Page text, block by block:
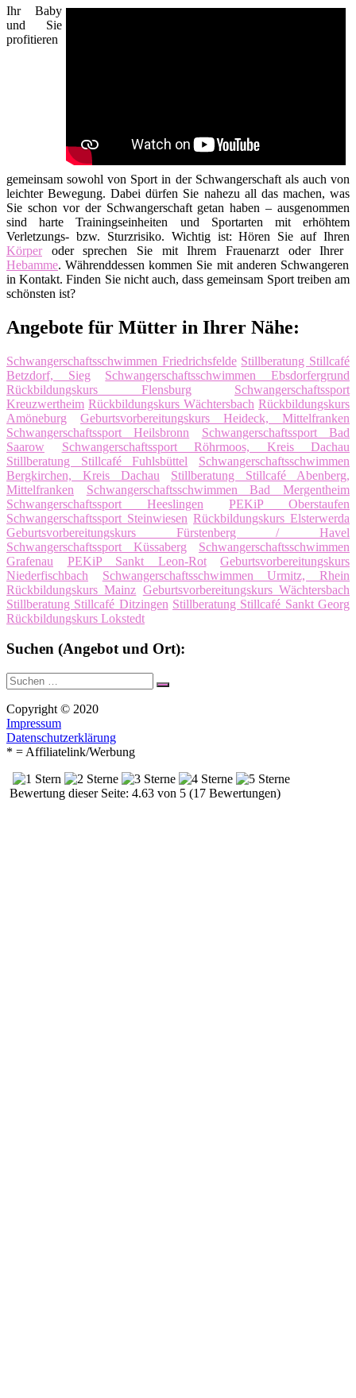
Ihr Baby
und Sie
profitieren
gemeinsam sowohl von Sport in der Schwangerschaft als auch von
leichter Bewegung. Dabei dürfen Sie nahezu all das machen, was
Sie schon vor der Schwangerschaft getan haben – ausgenommen
sind harte Trainingseinheiten und Sportarten mit erhöhtem
Verletzungs- bzw. Sturzrisiko. Wichtig ist: Hören Sie auf Ihren
Körperoder sprechen Sie mit Ihrem Frauenarzt oder Ihrer
Hebamme. Währenddessen kommen Sie mit anderen Schwangeren
in Kontakt. Finden Sie nicht auch, dass gemeinsam Sport treiben am
schönsten ist?
Angebote für Mütter in Ihrer Nähe:
Schwangerschaftsschwimmen Friedrichsfelde Stillberatung Stillcafé
Betzdorf, Sieg
Schwangerschaftsschwimmen Ebsdorfergrund
Rückbildungskurs Flensburg
Schwangerschaftssport
Kreuzwertheim Rückbildungskurs Wächtersbach Rückbildungskurs
Amöneburg
Geburtsvorbereitungskurs Heideck, Mittelfranken
Schwangerschaftssport Heilsbronn
Schwangerschaftssport Bad
Saarow
Schwangerschaftssport Röhrmoos, Kreis Dachau
Stillberatung Stillcafé Fuhlsbüttel
Schwangerschaftsschwimmen
Bergkirchen, Kreis Dachau
Stillberatung Stillcafé Abenberg,
Mittelfranken
Schwangerschaftsschwimmen Bad Mergentheim
Schwangerschaftssport Heeslingen
PEKiP Oberstaufen
Schwangerschaftssport Steinwiesen Rückbildungskurs Elsterwerda
Geburtsvorbereitungskurs Fürstenberg / Havel
Schwangerschaftssport Küssaberg
Schwangerschaftsschwimmen
Grafenau
PEKiP Sankt Leon-Rot
Geburtsvorbereitungskurs
Niederfischbach
Schwangerschaftsschwimmen Urmitz, Rhein
Rückbildungskurs Mainz Geburtsvorbereitungskurs Wächtersbach
Stillberatung Stillcafé Ditzingen Stillberatung Stillcafé Sankt Georg
Rückbildungskurs Lokstedt
Suchen (Angebot und Ort):
Suche
nach:
Suchen
Copyright © 2020
Impressum
Datenschutzerklärung
* = Affiliatelink/Werbung
Bewertung dieser Seite: 4.63 von 5 (17 Bewertungen)